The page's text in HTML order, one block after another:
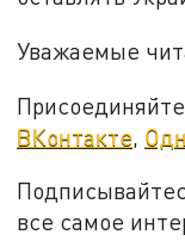
Уважаемые
ВКонтакте,
все самое